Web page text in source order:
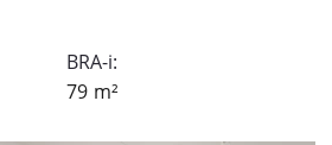
BRA-i:
79 m²